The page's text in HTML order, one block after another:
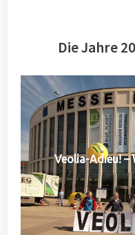
Die Jahre
Veolia-Adieu! –